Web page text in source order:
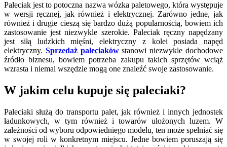
Paleciak jest to potoczna nazwa wózka paletowego, która występuje
w wersji ręcznej, jak również i elektrycznej. Zarówno jedne, jak
również i drugie cieszą się bardzo dużą popularnością, bowiem ich
zastosowanie jest niezwykle szerokie. Paleciak ręczny napędzany
jest siłą ludzkich mięśni, elektryczny z kolei posiada napęd
elektryczny. Sprzedaż paleciakówstanowi niezwykle dochodowe
źródło biznesu, bowiem potrzeba zakupu takich sprzętów wciąż
wzrasta i niemal wszędzie mogą one znaleźć swoje zastosowanie.
W jakim celu kupuje się paleciaki?
Paleciaki służą do transportu palet, jak również i innych jednostek
ładunkowych, w tym również i towarów ułożonych luzem. W
zależności od wyboru odpowiedniego modelu, ten może spełniać się
w swojej roli w konkretnym miejscu. Jedne bowiem poruszają się